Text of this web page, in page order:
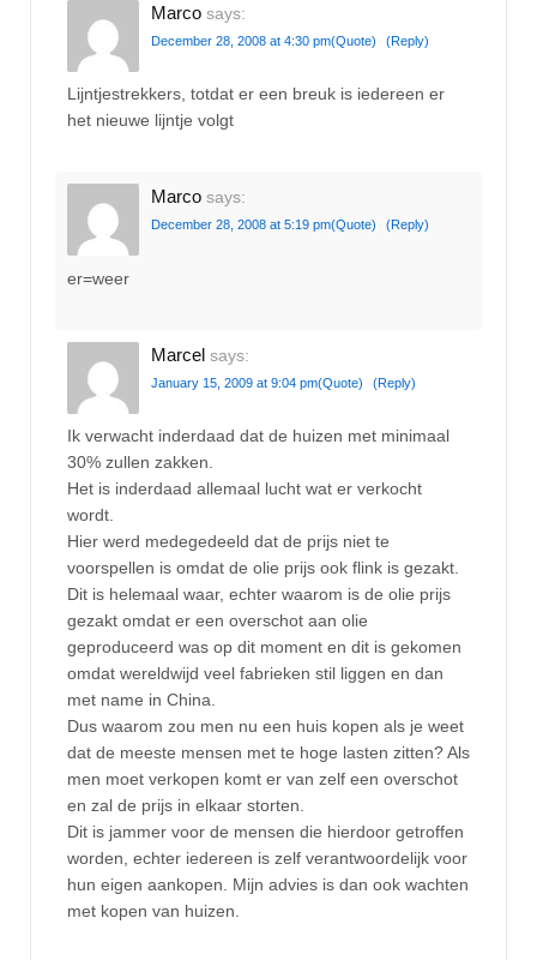
Marco says:
December 28, 2008 at 4:30 pm(Quote) (Reply)
Lijntjestrekkers, totdat er een breuk is iedereen er
het nieuwe lijntje volgt
Marco says:
December 28, 2008 at 5:19 pm(Quote) (Reply)
er=weer
Marcel says:
January 15, 2009 at 9:04 pm(Quote) (Reply)
Ik verwacht inderdaad dat de huizen met minimaal
30% zullen zakken.
Het is inderdaad allemaal lucht wat er verkocht
wordt.
Hier werd medegedeeld dat de prijs niet te
voorspellen is omdat de olie prijs ook flink is gezakt.
Dit is helemaal waar, echter waarom is de olie prijs
gezakt omdat er een overschot aan olie
geproduceerd was op dit moment en dit is gekomen
omdat wereldwijd veel fabrieken stil liggen en dan
met name in China.
Dus waarom zou men nu een huis kopen als je weet
dat de meeste mensen met te hoge lasten zitten? Als
men moet verkopen komt er van zelf een overschot
en zal de prijs in elkaar storten.
Dit is jammer voor de mensen die hierdoor getroffen
worden, echter iedereen is zelf verantwoordelijk voor
hun eigen aankopen. Mijn advies is dan ook wachten
met kopen van huizen.